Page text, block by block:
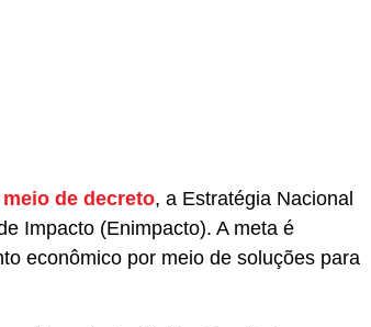
de decreto, a Estratégia Nacional
Impacto (Enimpacto). A meta é
econômico por meio de soluções para